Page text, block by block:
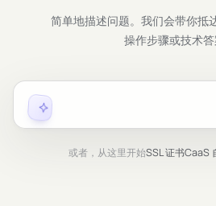
简单地描述问题。我们会带你抵
操作步骤或技术答
或者，从这里开始SSL 证书CaaS